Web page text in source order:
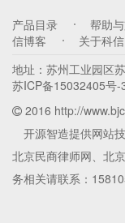
修磨机 真空
取样机 锯片
油品检测显
光学原子力显微镜一
金刚石线切
切割机
正置生物显微
产品目录 帮助
信博客
关于科信
地址： 苏州工业园区
苏ICP备15032405号-
2016 http://
开源智造提供网站
北京民商律师网、 北
务相关请联系：